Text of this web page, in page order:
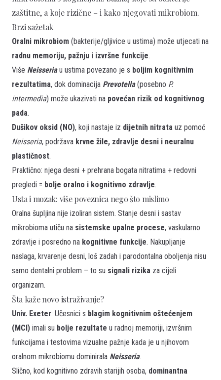
zaštitne, a koje rizične – i kako njegovati mikrobiom.
Brzi sažetak
Oralni mikrobiom (bakterije/gljivice u ustima) može utjecati na
radnu memoriju, pažnju i izvršne funkcije.
Više Neisseriau ustima povezano je s boljim kognitivnim
rezultatima, dok dominacija Prevotella(posebno P.
intermedia) može ukazivati na povećan rizik od kognitivnog
pada.
Dušikov oksid (NO), koji nastaje iz dijetnih nitrata uz pomoć
Neisseria, podržava krvne žile, zdravlje desni i neuralnu
plastičnost.
Praktično: njega desni + prehrana bogata nitratima + redovni
pregledi = bolje oralno i kognitivno zdravlje.
Usta i mozak: više poveznica nego što mislimo
Oralna šupljina nije izoliran sistem. Stanje desni i sastav
mikrobioma utiču na sistemske upalne procese, vaskularno
zdravlje i posredno na kognitivne funkcije. Nakupljanje
naslaga, krvarenje desni, loš zadah i parodontalna oboljenja nisu
samo dentalni problem – to su signali rizika za cijeli
organizam.
Šta kaže novo istraživanje?
Univ. Exeter: Učesnici s blagim kognitivnim oštećenjem
(MCI) imali su bolje rezultate u radnoj memoriji, izvršnim
funkcijama i testovima vizualne pažnje kada je u njihovom
oralnom mikrobiomu dominirala Neisseria.
Slično, kod kognitivno zdravih starijih osoba, dominantna